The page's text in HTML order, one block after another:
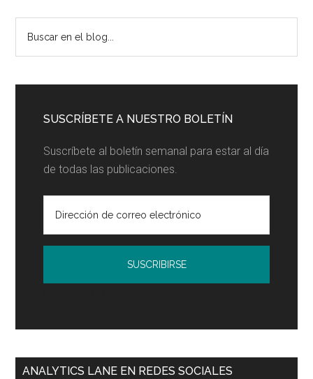
precio
maximizar
Barra
lateral
principal
SUSCRÍBETE A NUESTRO BOLETÍN
Suscríbete al boletín semanal para estar al día
de todas las publicaciones.
ANALYTICS LANE EN REDES SOCIALES